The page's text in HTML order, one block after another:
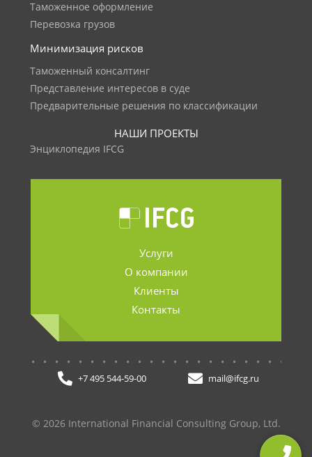
Таможенное оформление
Перевозка грузов
Минимизация рисков
Таможенный консалтинг
Представление интересов в суде
Предварительные решения по классификации
НАШИ ПРОЕКТЫ
Энциклопедия IFCG
Услуги
О компании
Клиенты
Контакты
+7 495 544-59-00 mail@ifcg.ru
© 2026 International Financial Consulting Group, Ltd.